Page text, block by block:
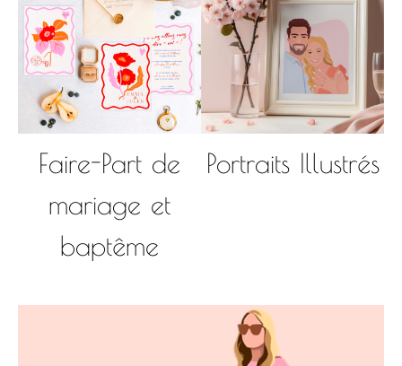
Faire-Part de
mariage et
baptême
Portraits Illustrés